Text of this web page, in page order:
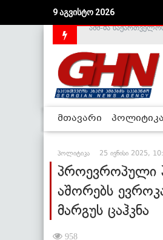
9 აგვისტო 2026
საქართველოს დე-
მთავარი პოლიტიკა
პოლიტიკა 25 ივნისი 2025,
პროევროპული
აშორებს
მარგუს ცაჰკნა
958